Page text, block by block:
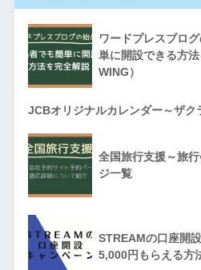
ワードプレスブロ
単に開設できる方
WING）
JCBオリジナルカレンダー～ザク
全国旅行支援～旅
ジ一覧
STREAMの口座開
5,000円もらえる方